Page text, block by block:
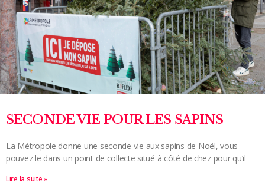
SECONDE VIE POUR LES SAPINS
La Métropole donne une seconde vie aux sapins de Noël, vous
pouvez le dans un point de collecte situé à côté de chez pour qu’il
Lire la suite »